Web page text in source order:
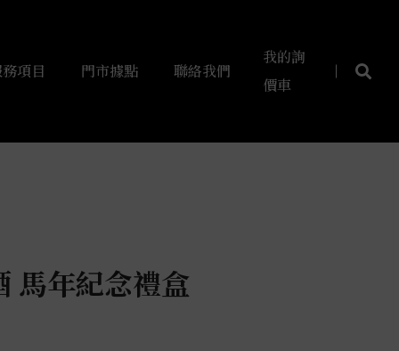
項目 門市據點 聯絡我們
我的詢
價車
馬年紀念禮盒